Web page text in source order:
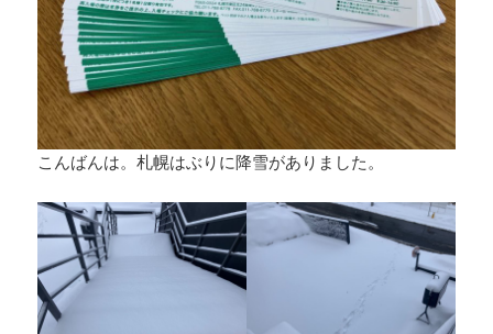
こんばんは。札幌はぶりに降雪がありました。